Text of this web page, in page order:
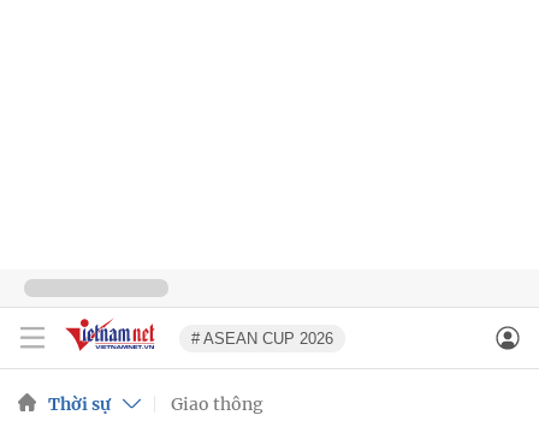
# ASEAN CUP 2026
Thời sự Giao thông